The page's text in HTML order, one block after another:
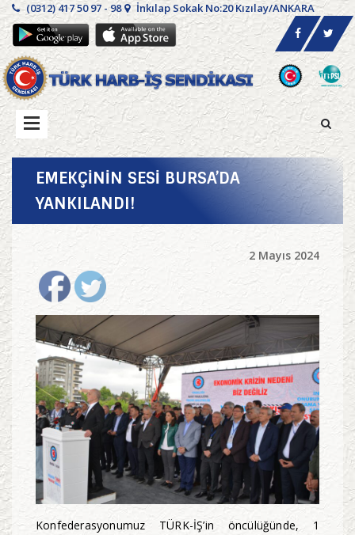
(0312) 417 50 97 - 98 İnkılap Sokak No:20 Kızılay/ANKARA
EMEKÇİNİN SESİ BURSA’DA
YANKILANDI!
2 Mayıs 2024
Konfederasyonumuz TÜRK-İŞ’in öncülüğünde, 1